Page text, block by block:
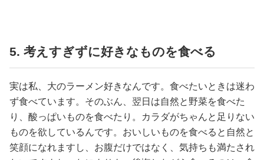
5. 考えすぎずに好きなものを食べる
実は私、大のラーメン好きなんです。食べたいときは迷わ
ず食べています。そのぶん、翌日は自然と野菜を食べた
り、酸っぱいものを食べたり。カラダがちゃんと足りない
ものを欲しているんです。おいしいものを食べると自然と
笑顔になれますし、お腹だけではなく、気持ちも満たされ